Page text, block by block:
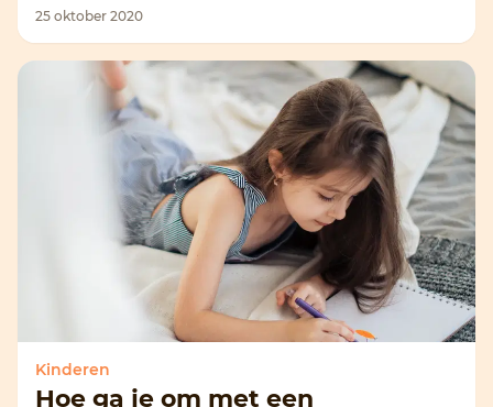
25 oktober 2020
Kinderen
Hoe ga je om met een